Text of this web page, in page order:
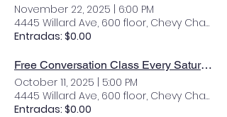
November 22, 2025 | 6:00 PM
4445 Willard Ave, 600 floor, Chevy Chase,
Entradas: $0.00
Free Conversation Class Every Saturday
October 11, 2025 | 5:00 PM
4445 Willard Ave, 600 floor, Chevy Chase,
Entradas: $0.00